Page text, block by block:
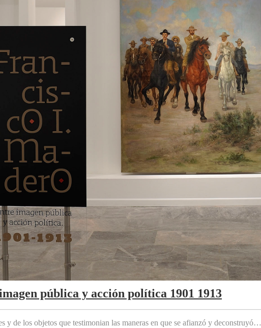
pública y acción política 1901 1913
y de los objetos que testimonian las maneras en que se afianzó y deconstruyó…